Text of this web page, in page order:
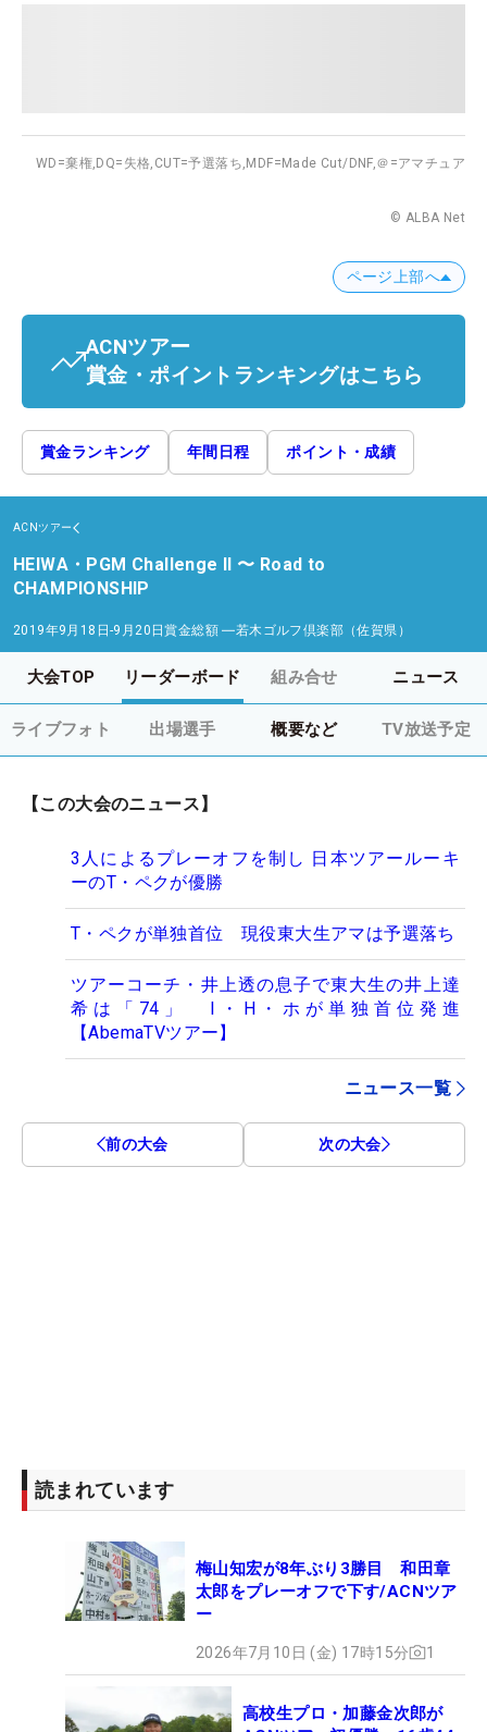
WD=棄権, DQ=失格, CUT=予選落ち, MDF=Made Cut/DNF,＠=アマチュア
© ALBA Net
ページ上部へ
ACNツアー
賞金・ポイントランキングはこちら
賞金ランキング 年間日程 ポイント・成績
ACNツアー
HEIWA・PGM Challenge II 〜 Road to
CHAMPIONSHIP
2019年9月18日-9月20日賞金総額 ―若木ゴルフ倶楽部（佐賀県）
大会TOP リーダーボード 組み合せ ニュース
ライブフォト 出場選手 概要など TV放送予定
【この大会のニュース】
3人によるプレーオフを制し 日本ツアールーキ
ーのT・ペクが優勝
T・ペクが単独首位 現役東大生アマは予選落ち
ツアーコーチ・井上透の息子で東大生の井上達
希は「74」 I・H・ホが単独首位発進
【AbemaTVツアー】
ニュース一覧
前の大会 次の大会
読まれています
梅山知宏が8年ぶり3勝目 和田章
太郎をプレーオフで下す/ACNツア
ー
2026年7月10日 (金) 17時15分 1
高校生プロ・加藤金次郎が